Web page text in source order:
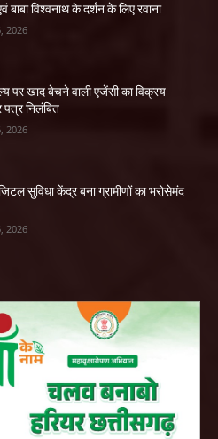
बाबा विश्वनाथ के दर्शन के लिए रवाना
2026
पर खाद बेचने वाली एजेंसी का विक्रय
पत्र निलंबित
2026
सुविधा केंद्र बना ग्रामीणों का भरोसेमंद
2026